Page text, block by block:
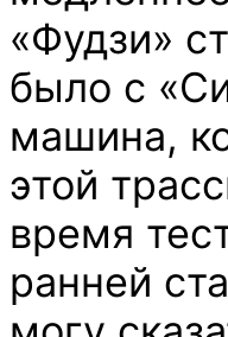
«Фудзи»
было с
машина,
этой
время
ранней